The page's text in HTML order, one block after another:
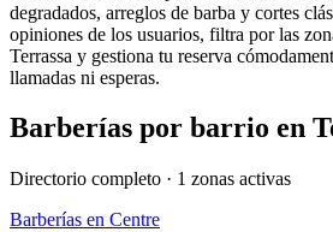
degradados, arreglos de barba y cortes
opiniones de los usuarios, filtra por las
Terrassa y gestiona tu reserva
llamadas ni esperas.
Barberías por barrio en
Directorio completo · 1 zonas activas
Barberías en Centre